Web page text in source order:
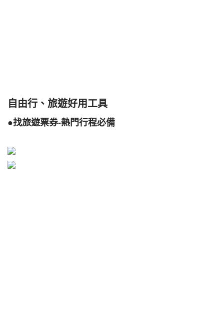
自由行、旅遊好用工具
●找旅遊票券-熱門行程必備